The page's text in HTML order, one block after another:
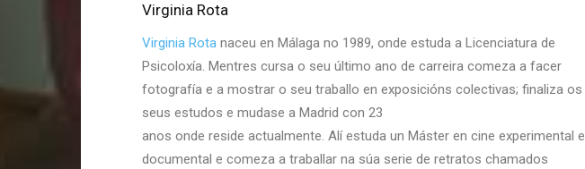
Virginia Rota
Virginia Rota naceu en Málaga no 1989, onde estuda a Licenciatura de
Psicoloxía. Mentres cursa o seu último ano de carreira comeza a facer
fotografía e a mostrar o seu traballo en exposicións colectivas; finaliza os
seus estudos e mudase a Madrid con 23
anos onde reside actualmente. Alí estuda un Máster en cine experimental e
documental e comeza a traballar na súa serie de retratos chamados